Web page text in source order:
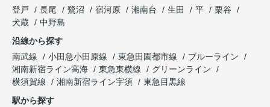
登戸
長尾 鷺沼 宿河原 湘南台 生田 平
栗谷
犬蔵
中野島
沿線から探す
南武線
小田急小田原線 東急田園都市線
ブルーライン
湘南新宿ライン高海
東急東横線
グリーンライン
横須賀線
湘南新宿ライン宇須
東急目黒線
駅から探す